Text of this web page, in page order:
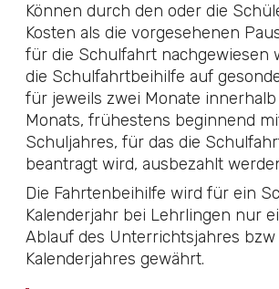
Können durch den oder die
Kosten als die vorgesehenen
für die Schulfahrt nachgewiesen
die Schulfahrtbeihilfe auf
für jeweils zwei Monate
Monats, frühestens beginnend
Schuljahres, für das die
beantragt wird, ausbezahlt
Die Fahrtenbeihilfe wird für ein
Kalenderjahr bei Lehrlingen nur
Ablauf des Unterrichtsjahres bzw
Kalenderjahres gewährt.